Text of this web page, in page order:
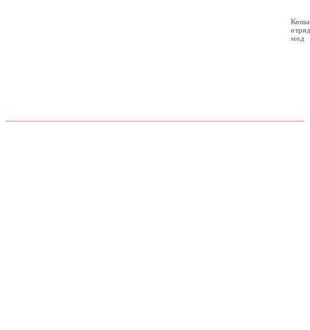
отряд
мод